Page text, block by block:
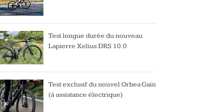
Test longue durée du nouveau
Lapierre Xelius DRS 10.0
Test exclusif du nouvel Orbea Gain
(à assistance électrique)